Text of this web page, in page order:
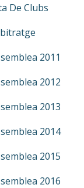
De Clubs
2011
2012
2013
2014
2015
2016